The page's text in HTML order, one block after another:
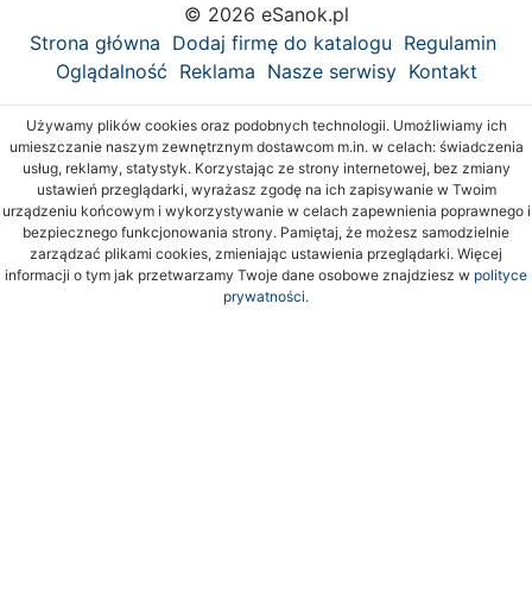
© 2026 eSanok.pl
Strona główna Dodaj firmę do katalogu Regulamin
Oglądalność Reklama Nasze serwisy Kontakt
Używamy plików cookies oraz podobnych technologii. Umożliwiamy ich
umieszczanie naszym zewnętrznym dostawcom m.in. w celach: świadczenia
usług, reklamy, statystyk. Korzystając ze strony internetowej, bez zmiany
ustawień przeglądarki, wyrażasz zgodę na ich zapisywanie w Twoim
urządzeniu końcowym i wykorzystywanie w celach zapewnienia poprawnego i
bezpiecznego funkcjonowania strony. Pamiętaj, że możesz samodzielnie
zarządzać plikami cookies, zmieniając ustawienia przeglądarki. Więcej
informacji o tym jak przetwarzamy Twoje dane osobowe znajdziesz w polityce
prywatności.